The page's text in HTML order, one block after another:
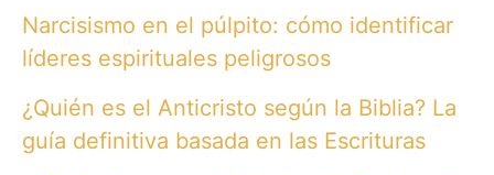
Narcisismo en el púlpito: cómo identificar
líderes espirituales peligrosos
¿Quién es el Anticristo según la Biblia? La
guía definitiva basada en las Escrituras